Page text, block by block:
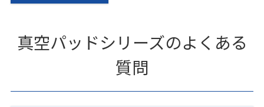
真空パッドシリーズのよくある
質問